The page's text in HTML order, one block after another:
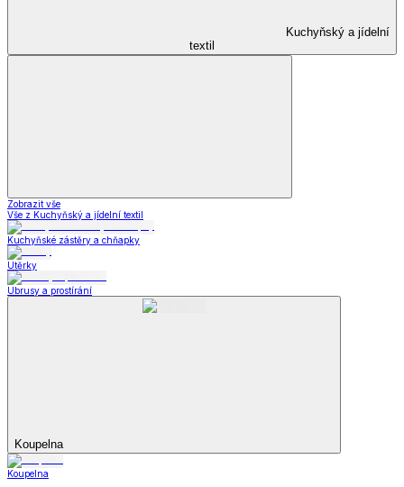
Kuchyňský a jídelní
textil
Zobrazit vše
Vše z Kuchyňský a jídelní textil
Kuchyňské zástěry a chňapky
Utěrky
Ubrusy a prostírání
Koupelna
Koupelna